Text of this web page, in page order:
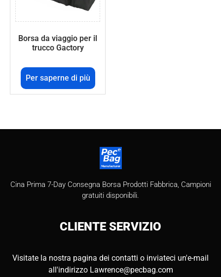
Borsa da viaggio per il
trucco Gactory
Per saperne di più
Cina Prima 7-Day Consegna Borsa Prodotti Fabbrica, Campioni
gratuiti disponibili.
CLIENTE SERVIZIO
Visitate la nostra pagina dei contatti o inviateci un'e-mail
all'indirizzo Lawrence@pecbag.com